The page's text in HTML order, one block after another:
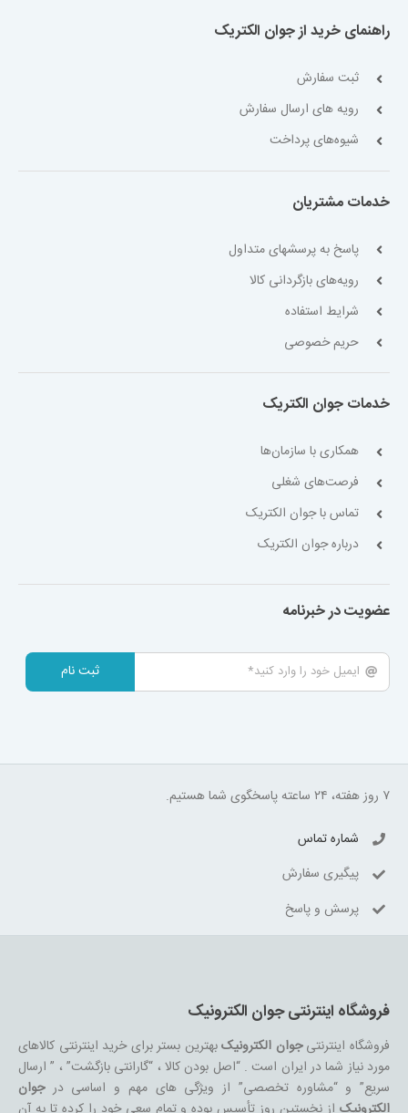
راهنمای خرید از جوان الکتریک
ثبت سفارش
رویه های ارسال سفارش
شیوه‌های پرداخت
خدمات مشتریان
پاسخ به پرسشهای متداول
رویه‌های بازگردانی کالا
شرایط استفاده
حریم خصوصی
خدمات جوان الکتریک
همکاری با سازمان‌ها
فرصت‌های شغلی
تماس با جوان الکتریک
درباره جوان الکتریک
عضویت در خبرنامه
ثبت نام
۷ روز هفته، ۲۴ ساعته پاسخگوی شما هستیم.
شماره تماس
پیگیری سفارش
پرسش و پاسخ
فروشگاه اینترنتی جوان الکترونیک
فروشگاه اینترنتیجوان الکترونیکبهترین بستر برای خرید اینترنتی کالاهای
مورد نیاز شما در ایران است . “اصل بودن کالا ، “گارانتی بازگشت” ، ” ارسال
سریع” و “مشاوره تخصصی” از ویژگی های مهم و اساسی درجوان